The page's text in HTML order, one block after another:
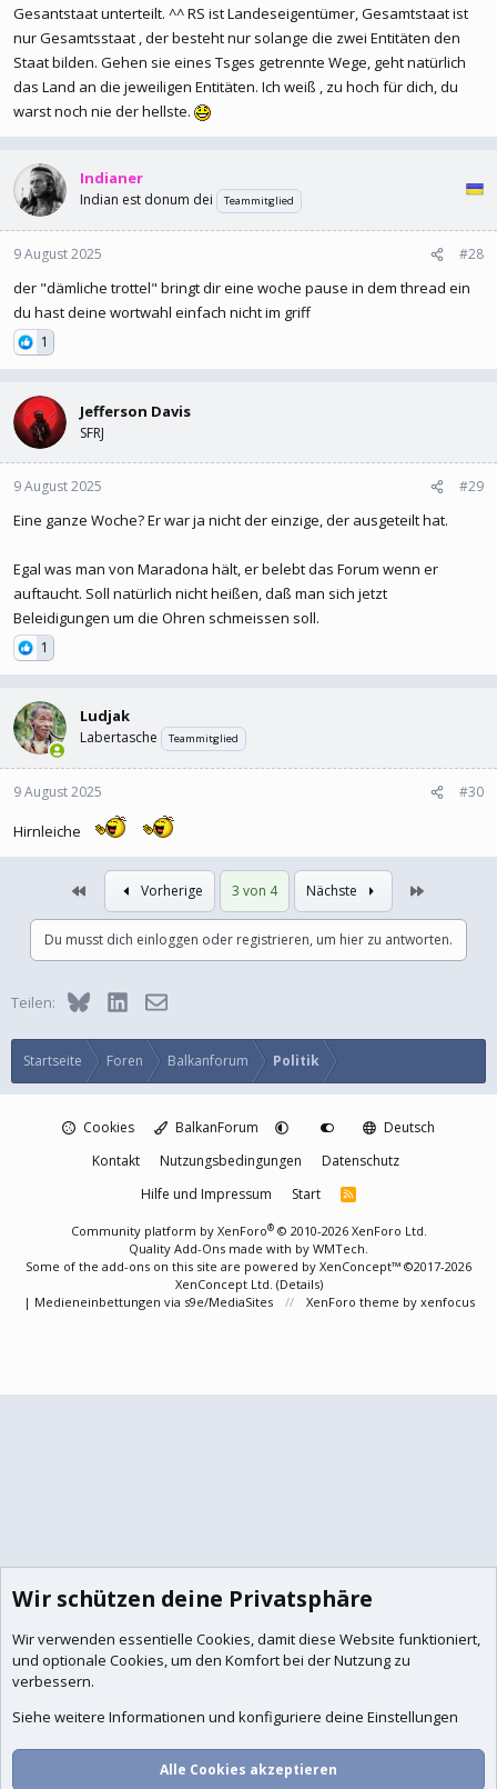
Gesantstaat unterteilt. ^^ RS ist Landeseigentümer, Gesamtstaat ist
nur Gesamtsstaat , der besteht nur solange die zwei Entitäten den
Staat bilden. Gehen sie eines Tsges getrennte Wege, geht natürlich
das Land an die jeweiligen Entitäten. Ich weiß , zu hoch für dich, du
warst noch nie der hellste.
Indianer
Indian est donum dei Teammitglied
9 August 2025 #28
der "dämliche trottel" bringt dir eine woche pause in dem thread ein
du hast deine wortwahl einfach nicht im griff
1
Jefferson Davis
SFRJ
9 August 2025 #29
Eine ganze Woche? Er war ja nicht der einzige, der ausgeteilt hat.
Egal was man von Maradona hält, er belebt das Forum wenn er
auftaucht. Soll natürlich nicht heißen, daß man sich jetzt
Beleidigungen um die Ohren schmeissen soll.
1
Ludjak
Labertasche Teammitglied
9 August 2025 #30
Hirnleiche
Vorherige 3 von 4 Nächste
Du musst dich einloggen oder registrieren, um hier zu antworten.
Teilen: BlueskyLinkedInE-Mail
Startseite Foren Balkanforum Politik
Cookies BalkanForum
Deutsch
Kontakt
Nutzungsbedingungen
Datenschutz
Hilfe und Impressum
Start
R
S
Community platform by XenForo® © 2010-2026 XenForo Ltd.
Quality Add-Ons made with by WMTech.
Some of the add-ons on this site are powered by XenConcept™ ©2017-2026
XenConcept Ltd. (Details)
| Medieneinbettungen via s9e/MediaSites XenForo theme by xenfocus
Wir schützen deine Privatsphäre
Wir verwenden essentielle Cookies, damit diese Website funktioniert,
und optionale Cookies, um den Komfort bei der Nutzung zu
verbessern.
Siehe weitere Informationen und konfiguriere deine Einstellungen
Alle Cookies akzeptieren